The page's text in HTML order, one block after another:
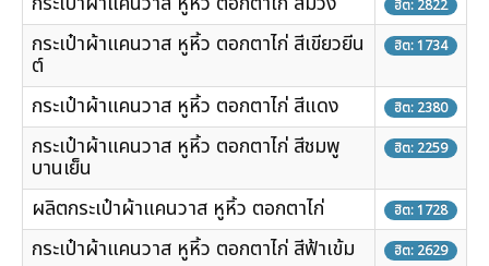
ฮิต: 2822
กระเป๋าผ้าแคนวาส หูหิ้ว ตอกตาไก่ สีเขียวยีน
ต์
ฮิต: 1734
กระเป๋าผ้าแคนวาส หูหิ้ว ตอกตาไก่ สีแดง ฮิต: 2380
กระเป๋าผ้าแคนวาส หูหิ้ว ตอกตาไก่ สีชมพู
บานเย็น
ฮิต: 2259
ผลิตกระเป๋าผ้าแคนวาส หูหิ้ว ตอกตาไก่ ฮิต: 1728
กระเป๋าผ้าแคนวาส หูหิ้ว ตอกตาไก่ สีฟ้าเข้ม ฮิต: 2629